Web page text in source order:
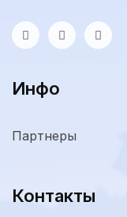
Инфо
Партнеры
Контакты